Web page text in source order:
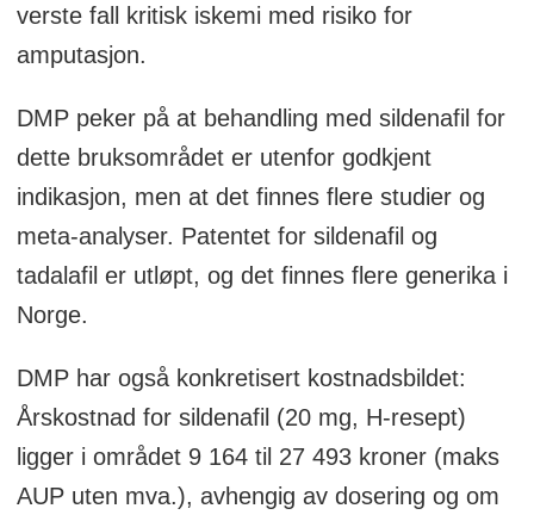
verste fall kritisk iskemi med risiko for
amputasjon.
DMP peker på at behandling med sildenafil for
dette bruksområdet er utenfor godkjent
indikasjon, men at det finnes flere studier og
meta-analyser. Patentet for sildenafil og
tadalafil er utløpt, og det finnes flere generika i
Norge.
DMP har også konkretisert kostnadsbildet:
Årskostnad for sildenafil (20 mg, H-resept)
ligger i området 9 164 til 27 493 kroner (maks
AUP uten mva.), avhengig av dosering og om